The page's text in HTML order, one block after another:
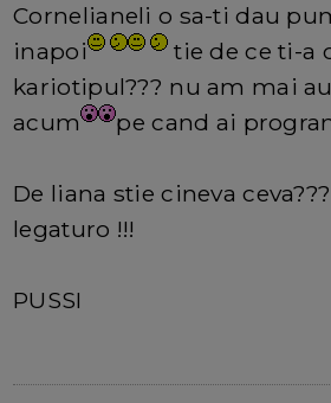
Cornelianeli o sa-ti dau
inapoi
tie de ce ti-a
kariotipul??? nu am mai
acum
pe cand ai
De liana stie cineva
legaturo !!!
PUSSI